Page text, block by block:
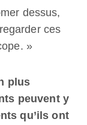
dessus,
ces
»
plus
peuvent y
qu’ils ont